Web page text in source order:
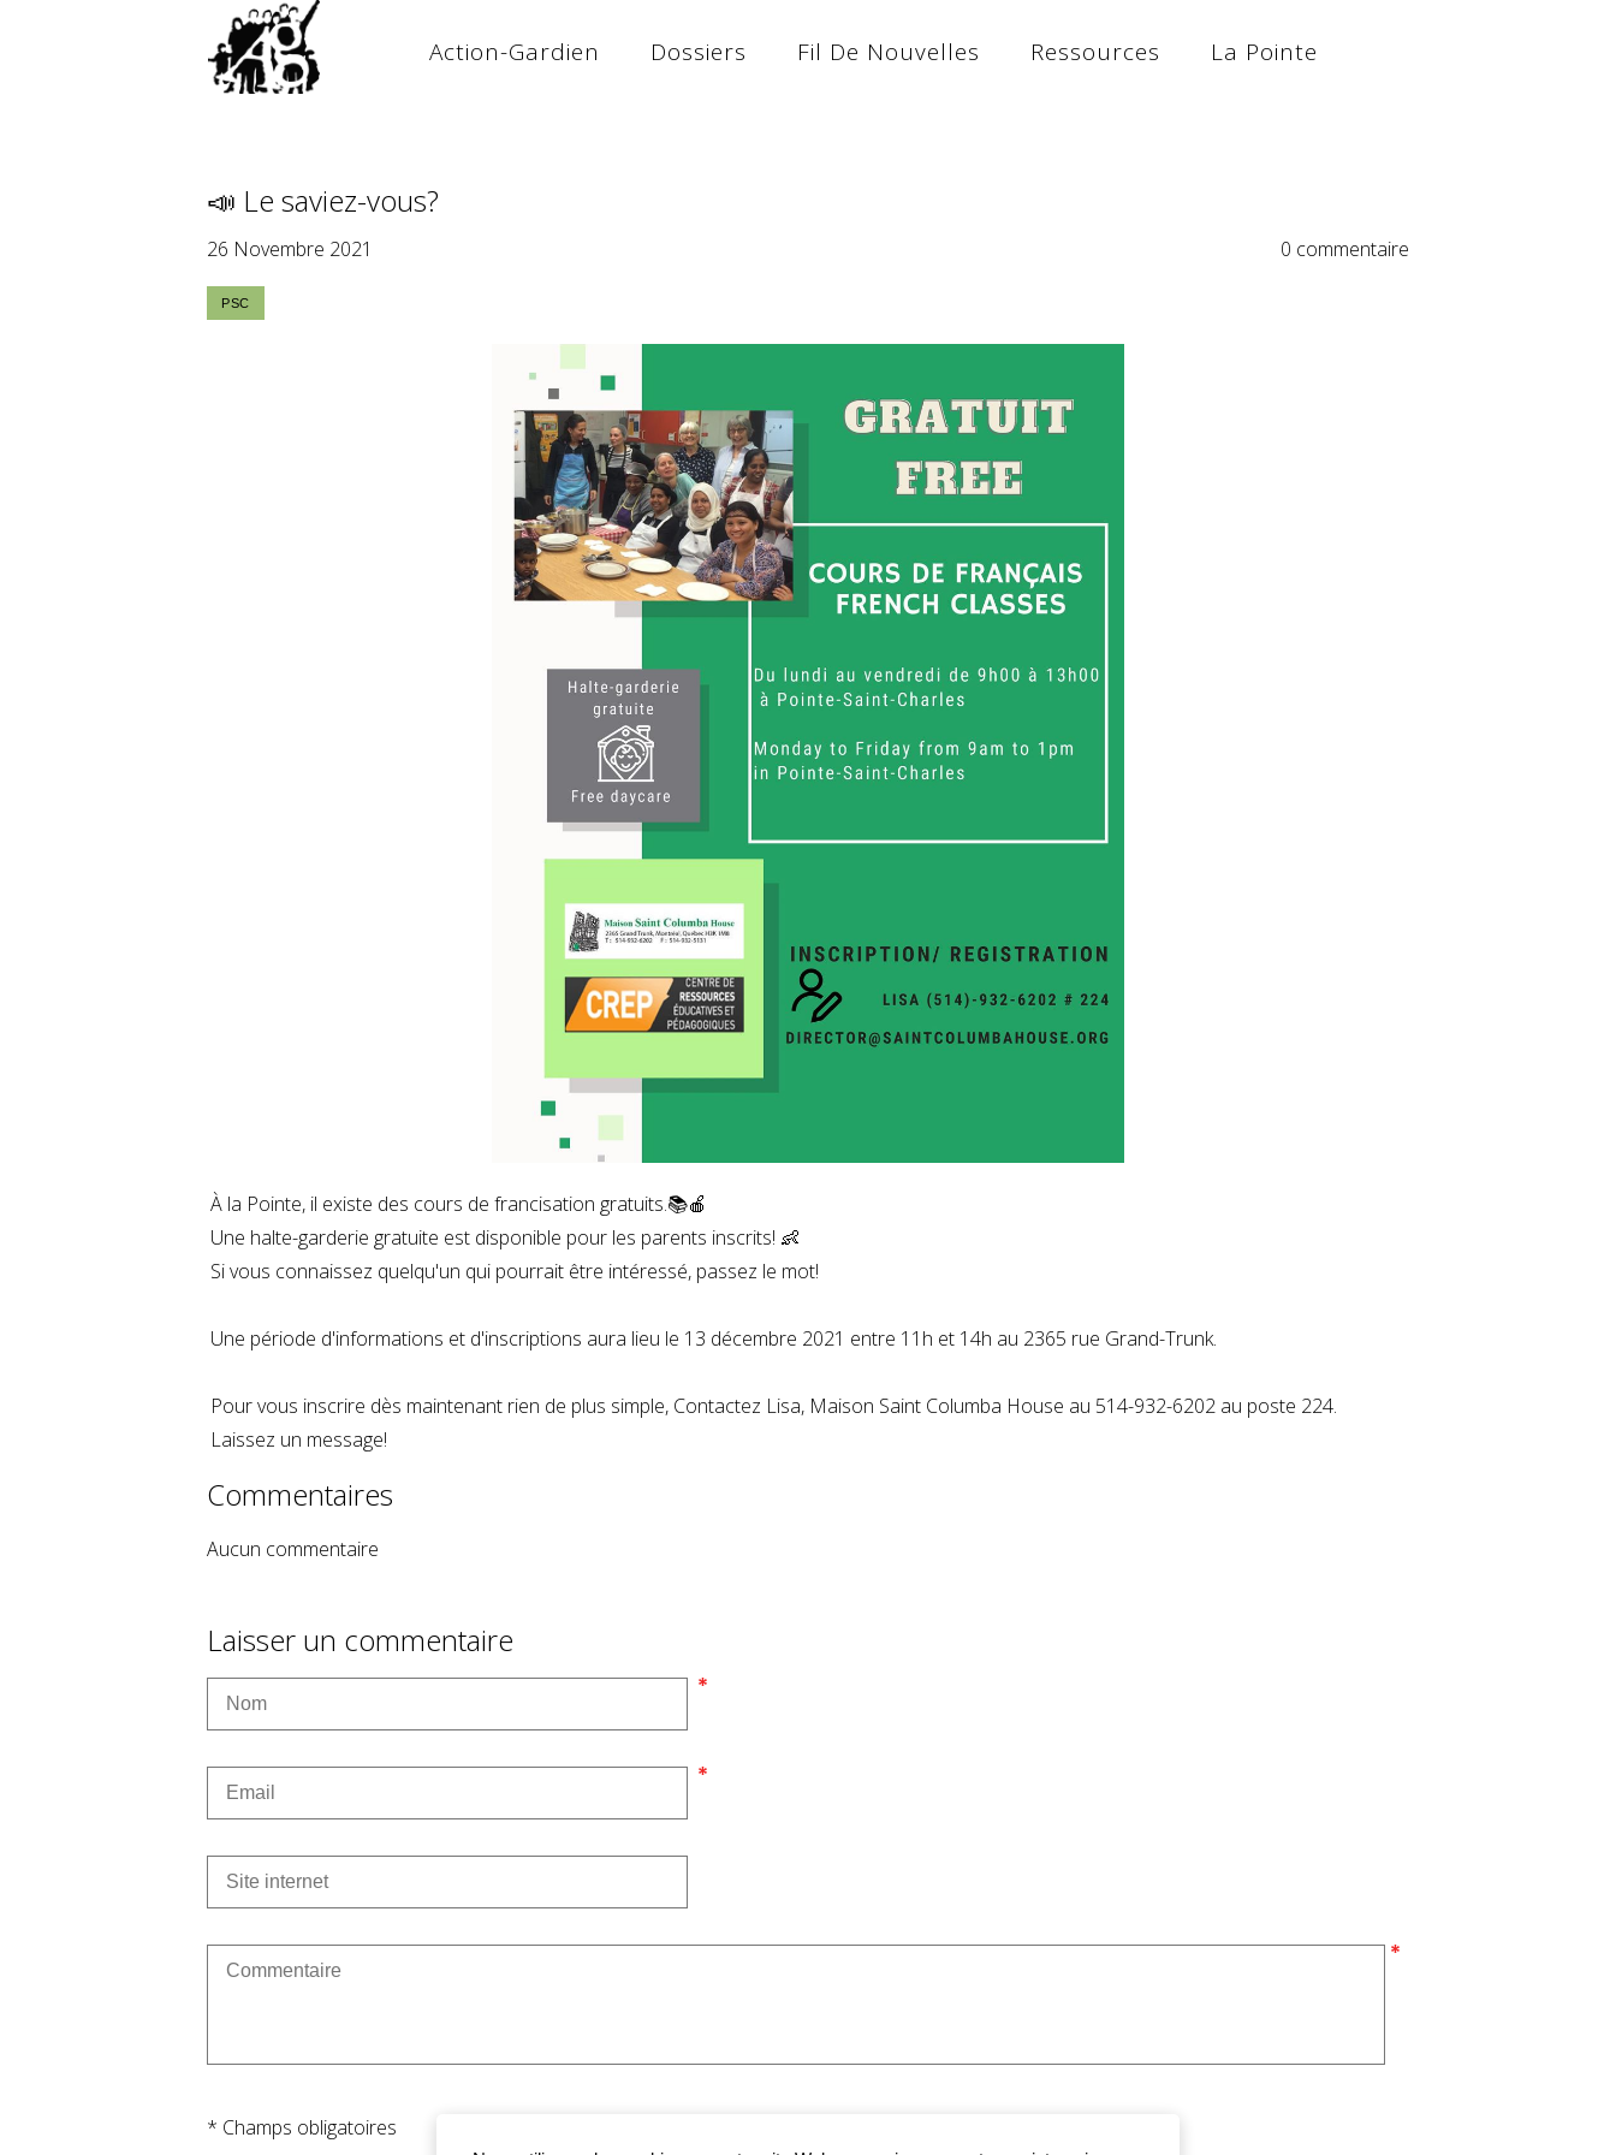
Action-Gardien Dossiers Fil De Nouvelles Ressources La Pointe
📣 Le saviez-vous?
26 Novembre 2021 0 commentaire
À la Pointe, il existe des cours de francisation gratuits.📚🍎
Une halte-garderie gratuite est disponible pour les parents inscrits! 👶
Si vous connaissez quelqu'un qui pourrait être intéressé, passez le mot!
Une période d'informations et d'inscriptions aura lieu le 13 décembre 2021 entre 11h et 14h au 2365 rue Grand-Trunk.
Pour vous inscrire dès maintenant rien de plus simple, Contactez Lisa, Maison Saint Columba House au 514-932-6202 au poste 224.
Laissez un message!
Commentaires
Aucun commentaire
Laisser un commentaire
* Champs obligatoires